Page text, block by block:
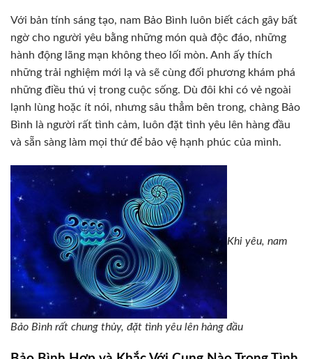
Với bản tính sáng tạo, nam Bảo Bình luôn biết cách gây bất
ngờ cho người yêu bằng những món quà độc đáo, những
hành động lãng mạn không theo lối mòn. Anh ấy thích
những trải nghiệm mới lạ và sẽ cùng đối phương khám phá
những điều thú vị trong cuộc sống. Dù đôi khi có vẻ ngoài
lạnh lùng hoặc ít nói, nhưng sâu thẳm bên trong, chàng Bảo
Bình là người rất tình cảm, luôn đặt tình yêu lên hàng đầu
và sẵn sàng làm mọi thứ để bảo vệ hạnh phúc của mình.
Khi yêu, nam
Bảo Bình rất chung thủy, đặt tình yêu lên hàng đầu